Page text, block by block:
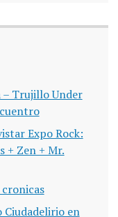
– Trujillo Under
Expo Rock:
+ Zen + Mr.
Ciudadelirio en